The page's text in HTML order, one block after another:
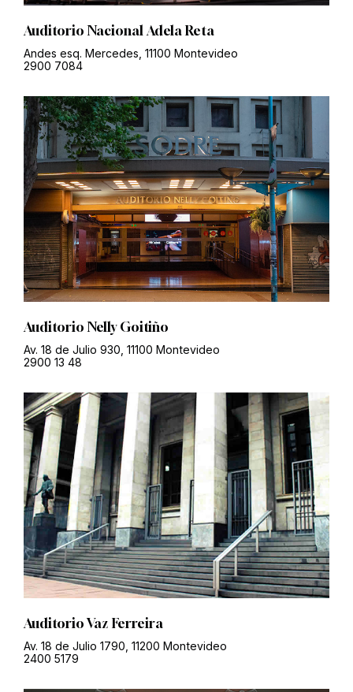
Auditorio Nacional Adela Reta
Andes esq. Mercedes, 11100 Montevideo
2900 7084
Auditorio Nelly Goitiño
Av. 18 de Julio 930, 11100 Montevideo
2900 13 48
Auditorio Vaz Ferreira
Av. 18 de Julio 1790, 11200 Montevideo
2400 5179